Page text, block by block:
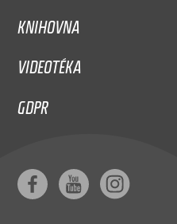
KNIHOVNA
VIDEOTÉKA
GDPR